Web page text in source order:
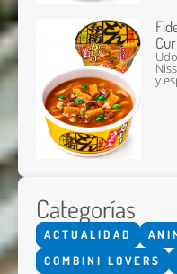
y
Categorías
ACTUALIDAD
COMBINI LOVERS